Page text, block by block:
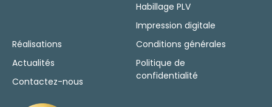
Habillage PLV
Impression digitale
Réalisations
Actualités
Contactez-nous
Conditions générales
Politique de
confidentialité